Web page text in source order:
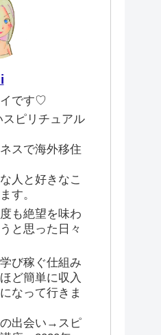
です♡
スピリチュアル
スで海外移住
人と好きなこ
す。
も絶望を味わ
と思った日々
び稼ぐ仕組み
ど簡単に収入
なって行きま
出会い→スピ